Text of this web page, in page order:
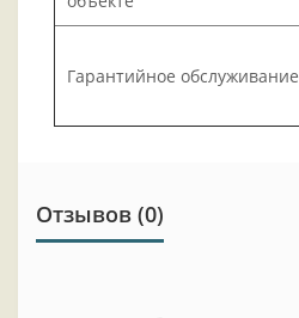
Гарантийное обслуживание
Отзывов (0)